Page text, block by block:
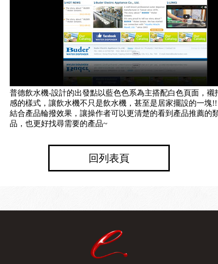
普德飲水機-設計的出發點以藍色色系為主搭配白色頁面，襯
感的樣式，讓飲水機不只是飲水機，甚至是居家擺設的一塊!!
結合產品輪撥效果，讓操作者可以更清楚的看到產品推薦的
品，也更好找尋需要的產品~
回列表頁